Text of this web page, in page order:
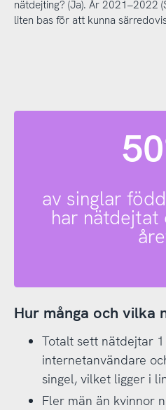
nätdejting? (Ja). År 2021–2022
liten bas för att kunna
av singlar
har nätdejtat
Hur många och vilka
Totalt sett nätdejtar 1
internetanvändare
singel, vilket ligger i
Fler män än kvinnor